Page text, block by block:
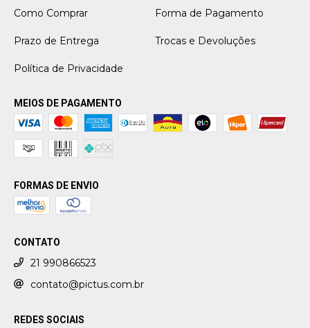
Como Comprar Forma de Pagamento
Prazo de Entrega Trocas e Devoluções
Política de Privacidade
MEIOS DE PAGAMENTO
FORMAS DE ENVIO
CONTATO
21 990866523
contato@pictus.com.br
REDES SOCIAIS